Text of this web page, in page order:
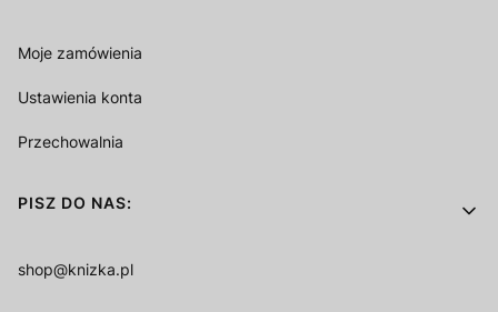
Moje zamówienia
Ustawienia konta
Przechowalnia
PISZ DO NAS:
shop@knizka.pl